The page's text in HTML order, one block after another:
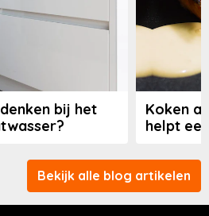
bij het
Koken
helpt
Bekijk alle blog artikelen